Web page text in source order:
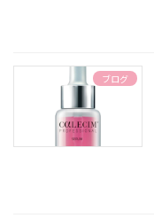
ブログ